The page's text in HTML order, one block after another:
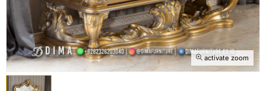
activate zoom